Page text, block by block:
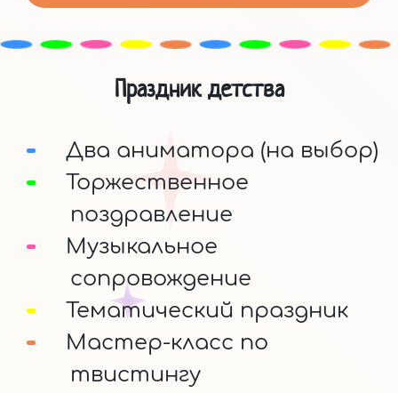
Праздник детства
Два аниматора (на выбор)
Торжественное
поздравление
Музыкальное
сопровождение
Тематический праздник
Мастер-класс по
твистингу